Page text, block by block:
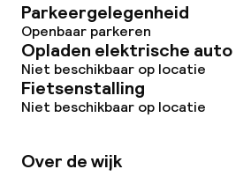
Parkeergelegenheid
Openbaar parkeren
Opladen elektrische auto
Niet beschikbaar op locatie
Fietsenstalling
Niet beschikbaar op locatie
Over de wijk